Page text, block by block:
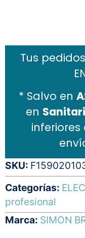
Tus
* Salvo en
en
SKU:
Categorías:
profesional
Marca: SIMON